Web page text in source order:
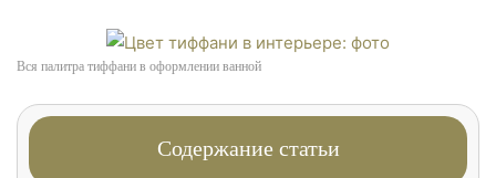
Вся палитра тиффани в оформлении ванной
Содержание статьи